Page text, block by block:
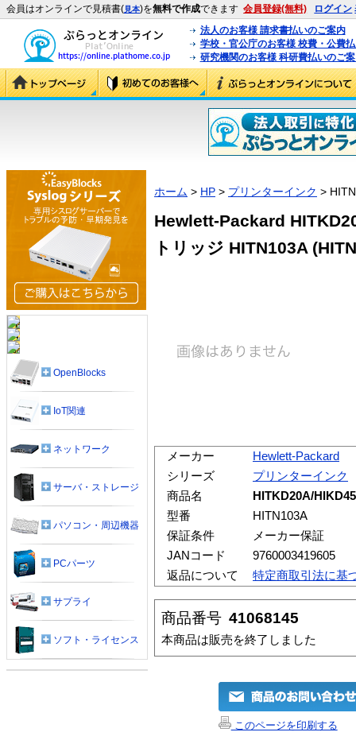
会員はオンラインで見積書(見本)を無料で作成できます 会員登録(無料) ログイン
法人のお客様 請求書払いのご案内
学校・官公庁のお客様 校費・公費
研究機関のお客様 科研費払いのご
ホーム > HP > プリンターインク >
Hewlett-Packard
トリッジ HITN103A
メーカー
Hewlett-Packard
シリーズ
プリンターインク
商品名
HITKD20A/
型番
HITN103A
保証条件
メーカー保証
JANコード
9760003419605
返品について
特定商取引法に基
商品番号 41068145
本商品は販売を終了しました
このページを印刷する
OpenBlocks
IoT関連
ネットワーク
サーバ・ストレージ
パソコン・周辺機器
PCパーツ
サプライ
ソフト・ライセンス